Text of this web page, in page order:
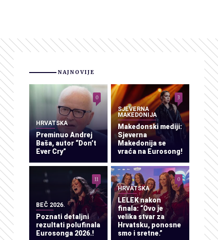
NAJNOVIJE
HRVATSKA
Preminuo Andrej
Baša, autor “Don’t
Ever Cry”
0
SJEVERNA
MAKEDONIJA
Makedonski mediji:
Sjeverna
Makedonija se
vraća na Eurosong!
3
BEČ 2026.
Poznati detaljni
rezultati polufinala
Eurosonga 2026.!
11
HRVATSKA
LELEK nakon
finala: “Ovo je
velika stvar za
Hrvatsku, ponosne
smo i sretne.”
0